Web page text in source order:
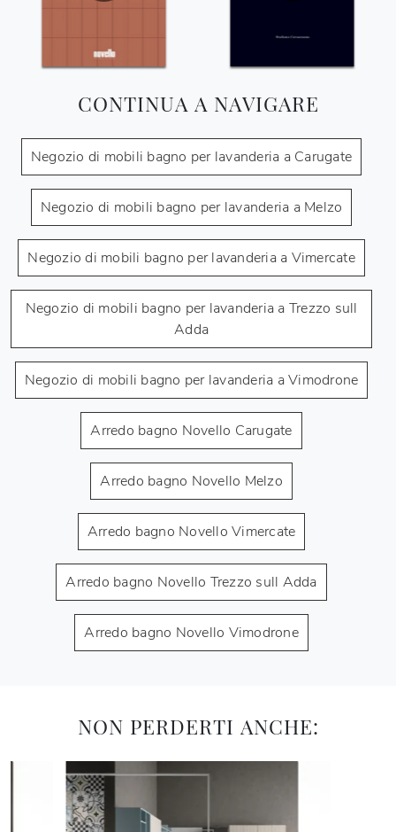
CONTINUA A NAVIGARE
Negozio di mobili bagno per lavanderia a Carugate
Negozio di mobili bagno per lavanderia a Melzo
Negozio di mobili bagno per lavanderia a Vimercate
Negozio di mobili bagno per lavanderia a Trezzo sull
Adda
Negozio di mobili bagno per lavanderia a Vimodrone
Arredo bagno Novello Carugate
Arredo bagno Novello Melzo
Arredo bagno Novello Vimercate
Arredo bagno Novello Trezzo sull Adda
Arredo bagno Novello Vimodrone
NON PERDERTI ANCHE: